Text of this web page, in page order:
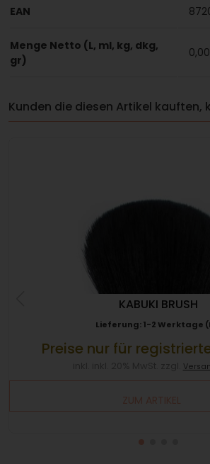
EAN
Menge Netto (L, ml, kg, dkg,
gr)
Kunden die diesen Artikel kauften,
KABUKI BRUSH
Lieferung: 1-2 Werktage
Preise nur für
ZUM ARTIKEL